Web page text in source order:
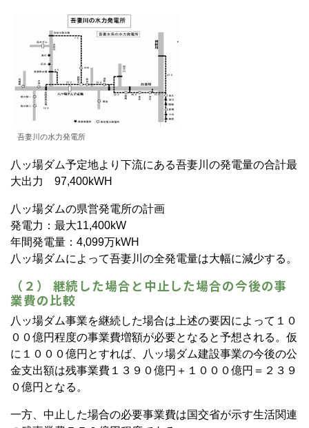
吾妻川の水力発電所
八ッ場ダム予定地より下流にある吾妻川の発電量の合計最
大出力 97,400kWH
八ッ場ダムの県営発電所の計画
発電力：最大11,400kW
年間発電量：4,099万kWH
八ッ場ダムによって吾妻川の全発電量は大幅に減少する。
（２） 継続した場合と中止した場合の今後の事
業費の比較
八ッ場ダム事業を継続した場合は上述の要因によって１０
００億円程度の事業費増額が必要となると予想される。仮
に１０００億円とすれば、八ッ場ダム建設事業の今後の公
金支出額は残事業費１３９０億円＋１０００億円＝２３９
０億円となる。
一方、中止した場合の必要事業費は国交省が示す生活関連